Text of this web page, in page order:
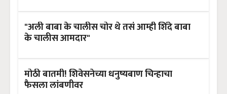
"अली बाबा के चालीस चोर थे तसं आम्ही शिंदे बाबा
के चालीस आमदार"
मोठी बातमी! शिवेसनेच्या धनुष्यबाण चिन्हाचा
फैसला लांबणीवर